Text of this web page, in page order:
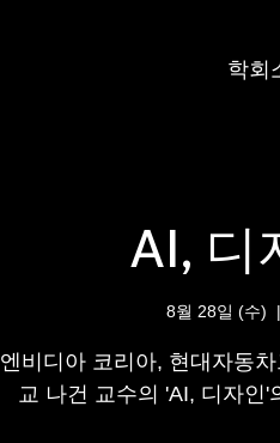
학회
AI, 디
8월 28일 (수)
  |
엔비디아 코리아, 현대자동
교 나건 교수의 'AI, 디자인'